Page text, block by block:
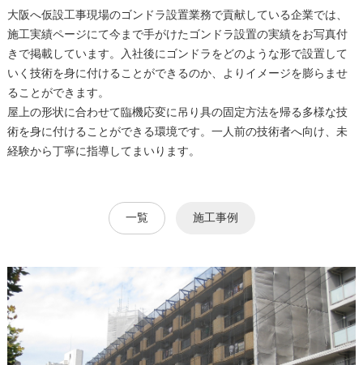
大阪へ仮設工事現場のゴンドラ設置業務で貢献している企業では、
施工実績ページにて今まで手がけたゴンドラ設置の実績をお写真付
きで掲載しています。入社後にゴンドラをどのような形で設置して
いく技術を身に付けることができるのか、よりイメージを膨らませ
ることができます。
屋上の形状に合わせて臨機応変に吊り具の固定方法を帰る多様な技
術を身に付けることができる環境です。一人前の技術者へ向け、未
経験から丁寧に指導してまいります。
一覧 施工事例